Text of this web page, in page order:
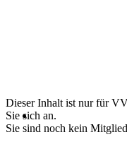
Dieser Inhalt ist nur für
Sie sich an.
Sie sind noch kein